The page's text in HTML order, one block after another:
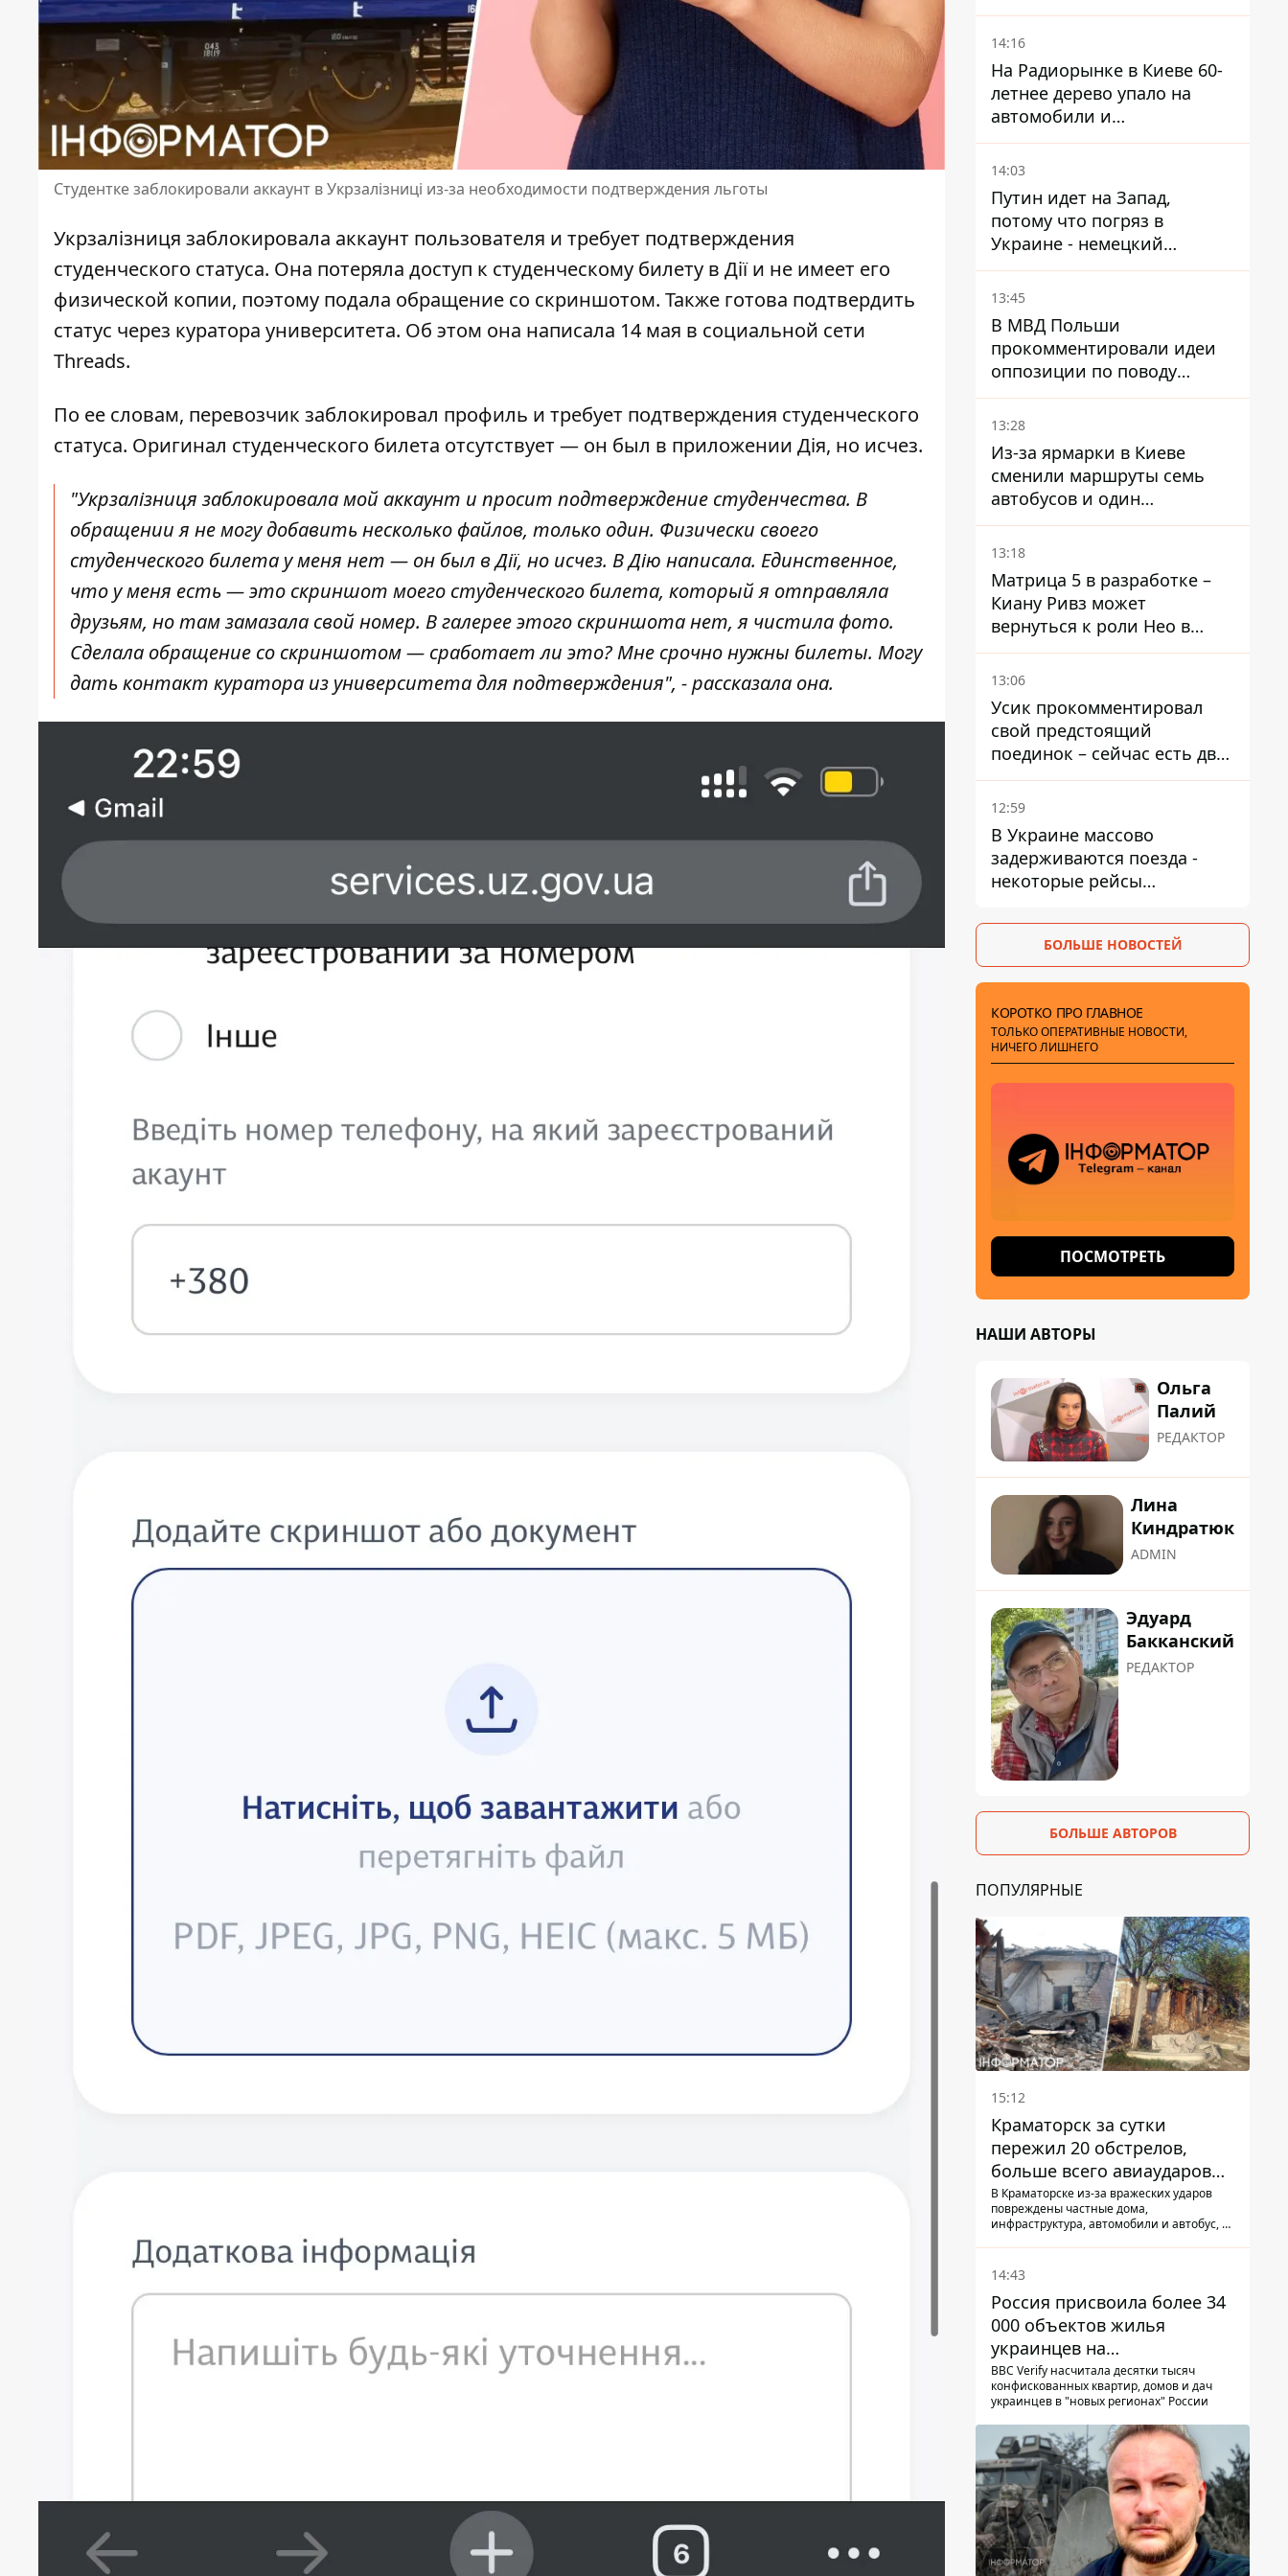
Студентке заблокировали аккаунт в Укрзалізниці из-за необходимости подтверждения льготы
Укрзалізниця заблокировала аккаунт пользователя и требует подтверждения
студенческого статуса. Она потеряла доступ к студенческому билету в Діїи не имеет его
физической копии, поэтому подала обращение со скриншотом. Также готова подтвердить
статус через куратора университета. Об этом она написала 14 мая в социальной сети
Threads.
По ее словам, перевозчик заблокировал профиль и требует подтверждения студенческого
статуса. Оригинал студенческого билета отсутствует — он был в приложении Дія, но исчез.
"Укрзалізниця заблокировала мой аккаунт и просит подтверждение студенчества. В
обращении я не могу добавить несколько файлов, только один. Физически своего
студенческого билета у меня нет — он был в Дії, но исчез. В Дію написала. Единственное,
что у меня есть — это скриншот моего студенческого билета, который я отправляла
друзьям, но там замазала свой номер. В галерее этого скриншота нет, я чистила фото.
Сделала обращение со скриншотом — сработает ли это? Мне срочно нужны билеты. Могу
дать контакт куратора из университета для подтверждения", - рассказала она.
незаменимой работе
связистов на фронте
14:16
На Радиорынке в Киеве 60-
летнее дерево упало на
автомобили и
травмировало человека -
подробности
14:03
Путин идет на Запад,
потому что погряз в
Украине - немецкий
политик высказался о
планах РФ
13:45
В МВД Польши
прокомментировали идеи
оппозиции по поводу
депортации украинских
мужчин - абсурд и популизм
13:28
Из-за ярмарки в Киеве
сменили маршруты семь
автобусов и один
троллейбус
13:18
Матрица 5 в разработке –
Киану Ривз может
вернуться к роли Нео в
пятой части
13:06
Усик прокомментировал
свой предстоящий
поединок – сейчас есть два
варианта
12:59
В Украине массово
задерживаются поезда -
некоторые рейсы
12 часов
БОЛЬШЕ НОВОСТЕЙ
КОРОТКО ПРО ГЛАВНОЕ
ТОЛЬКО ОПЕРАТИВНЫЕ НОВОСТИ,
НИЧЕГО ЛИШНЕГО
ПОСМОТРЕТЬ
НАШИ АВТОРЫ
Ольга
Палий
РЕДАКТОР
Лина
Киндратюк
ADMIN
Эдуард
Бакканский
РЕДАКТОР
БОЛЬШЕ АВТОРОВ
ПОПУЛЯРНЫЕ
15:12
Краматорск за сутки
пережил 20 обстрелов,
больше всего авиаударов
КАБ-250
В Краматорске из-за вражеских ударов
повреждены частные дома,
инфраструктура, автомобили и автобус, а
14:43
Россия присвоила более 34
000 объектов жилья
украинцев на
оккупированных
территориях -
BBC Verify насчитала десятки тысяч
конфискованных квартир, домов и дач
украинцев в "новых регионах" России